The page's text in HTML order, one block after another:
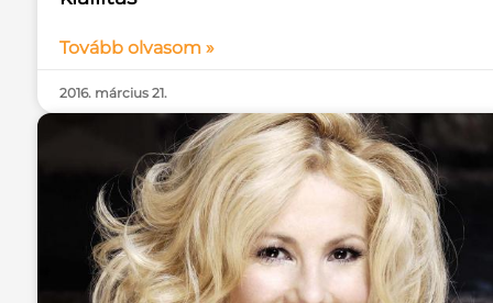
Tovább olvasom »
2016. március 21.